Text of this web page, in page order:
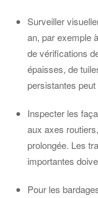
Surveiller
an, par exemple
de vérifications
épaisses, de
persistantes peut
Inspecter les
aux axes
prolongée. Les
importantes
Pour les